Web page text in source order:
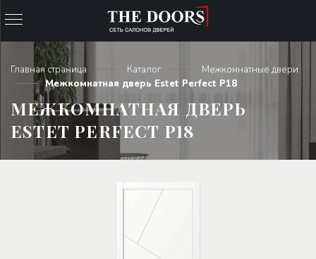
Главная страница Каталог
Межкомнатные двери
Межкомнатная дверь Estet Perfect P18
МЕЖКОМНАТНАЯ ДВЕРЬ
ESTET PERFECT P18